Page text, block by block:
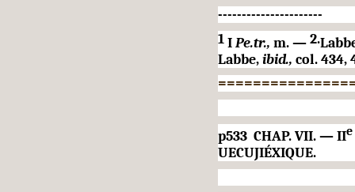
----------------------
1IPe.tr., m. —2.
Labbe,ibid., col. 434,
p533 CHAP. VII. — IIe
UECUJIÉXIQUE.